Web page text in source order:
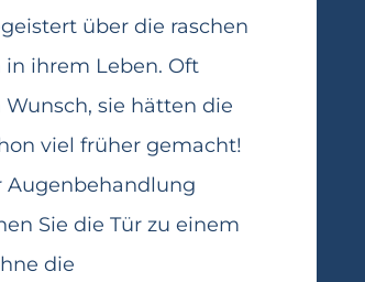
über die raschen
ihrem Leben. Oft
Wunsch, sie hätten die
viel früher gemacht!
Augenbehandlung
Sie die Tür zu einem
die